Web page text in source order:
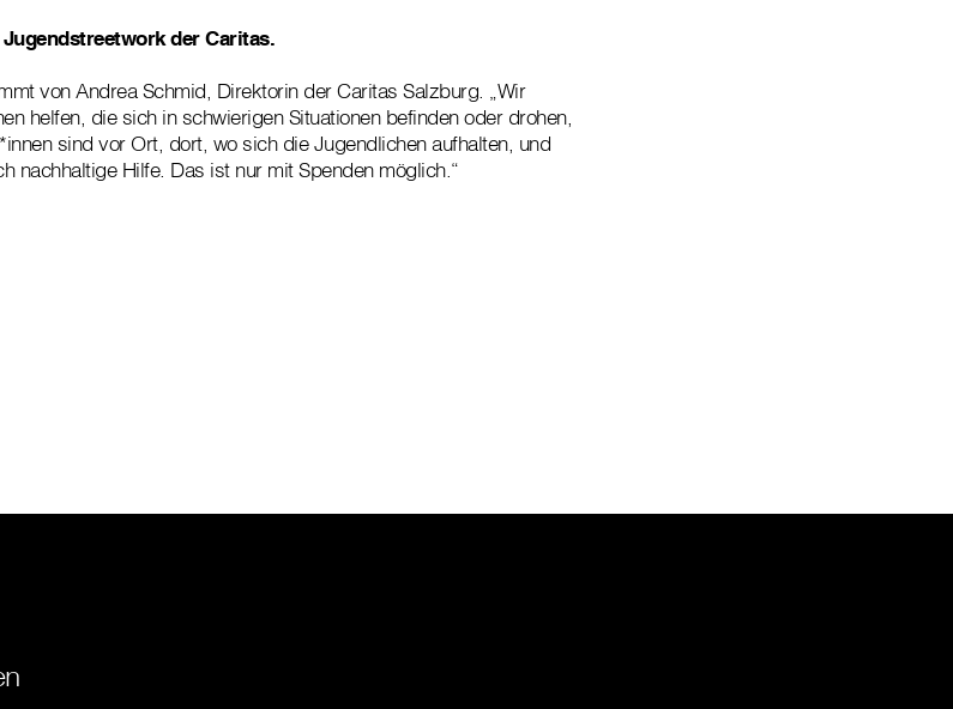
der Caritas.
von Andrea Schmid, Direktorin der Caritas Salzburg. „Wir
helfen, die sich in schwierigen Situationen befinden oder drohen,
sind vor Ort, dort, wo sich die Jugendlichen aufhalten, und
nachhaltige Hilfe. Das ist nur mit Spenden möglich.“